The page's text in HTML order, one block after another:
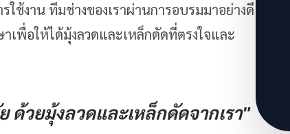
งาน ทีมช่างของเราผ่านการอบรมมาอย่างดี
เพื่อให้ได้มุ้งลวดและเหล็กดัดที่ตรงใจและ
วยมุ้งลวดและเหล็กดัดจากเรา"